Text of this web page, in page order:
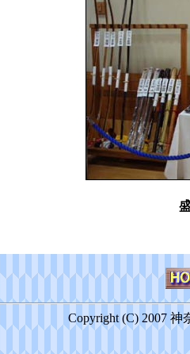
Copyright (C) 2007 神